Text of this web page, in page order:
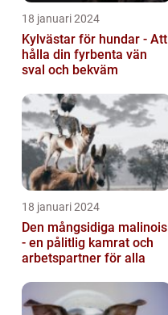
18 januari 2024
Kylvästar för hundar - Att
hålla din fyrbenta vän
sval och bekväm
18 januari 2024
Den mångsidiga malinois
- en pålitlig kamrat och
arbetspartner för alla